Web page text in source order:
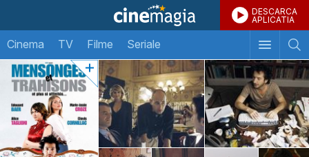
DESCARCA
APLICATIA
Cinema TV Filme Seriale